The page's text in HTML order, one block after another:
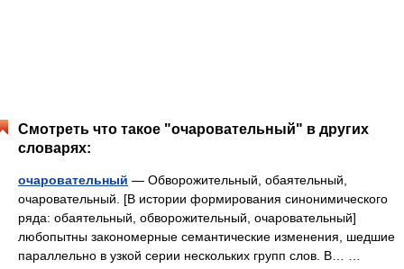
Смотреть что такое "очаровательный" в других
словарях:
очаровательный — Обворожительный, обаятельный,
очаровательный. [В истории формирования синонимического
ряда: обаятельный, обворожительный, очаровательный]
любопытны закономерные семантические изменения, шедшие
параллельно в узкой серии нескольких групп слов. В… …